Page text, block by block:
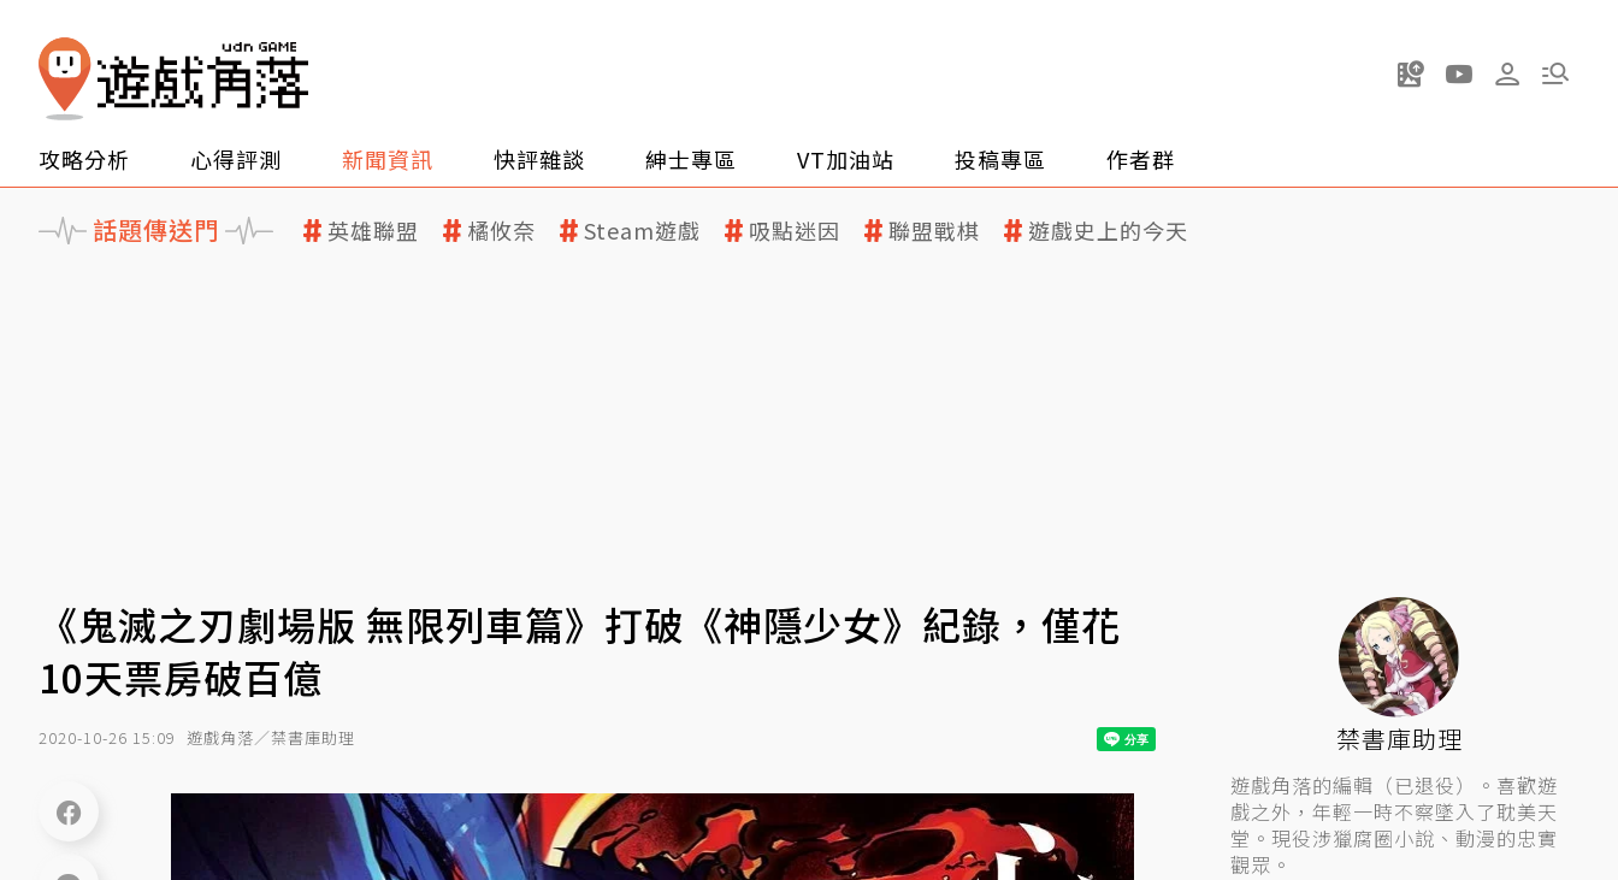
攻略分析 心得評測 新聞資訊 快評雜談 紳士專區 VT加油站 投稿專區 作者群
話題傳送門 英雄聯盟 橘攸奈 Steam遊戲 吸點迷因 聯盟戰棋 遊戲史上的今天
《鬼滅之刃劇場版 無限列車篇》打破《神隱少女》紀錄，僅花
10天票房破百億
2020-10-26 15:09 遊戲角落／禁書庫助理 禁書庫助理
遊戲角落的編輯（已退役）。喜歡遊
戲之外，年輕一時不察墜入了耽美天
堂。現役涉獵腐圈小說、動漫的忠實
觀眾。